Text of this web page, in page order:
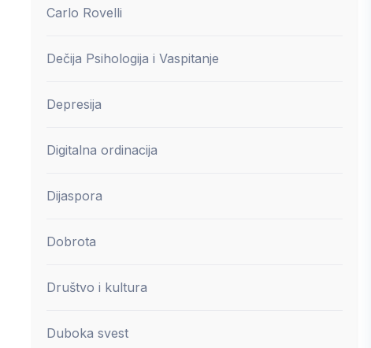
Carlo Rovelli
Dečija Psihologija i Vaspitanje
Depresija
Digitalna ordinacija
Dijaspora
Dobrota
Društvo i kultura
Duboka svest